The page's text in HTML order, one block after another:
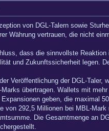
von DGL-Talern sowie
Währung vertrauen, die nicht
dass die sinnvollste
und Zukunftssicherheit legen.
Veröffentlichung der DGL-
übertragen. Wallets mit
geben, die maximal
von 292,5 Millionen bei MBL-
Die Gesamtmenge an